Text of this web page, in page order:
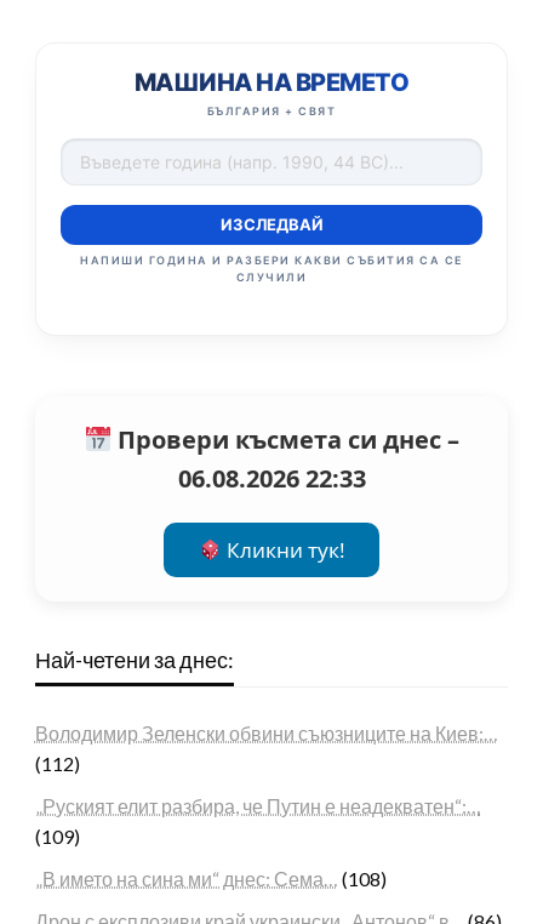
МАШИНА НА ВРЕМЕТО
БЪЛГАРИЯ + СВЯТ
ИЗСЛЕДВАЙ
НАПИШИ ГОДИНА И РАЗБЕРИ КАКВИ СЪБИТИЯ СА СЕ
СЛУЧИЛИ
Провери късмета си днес –
06.08.2026 22:33
Кликни тук!
Най-четени за днес:
Володимир Зеленски обвини съюзниците на Киев:…
(112)
„Руският елит разбира, че Путин е неадекватен“:…
(109)
„В името на сина ми“ днес: Сема… (108)